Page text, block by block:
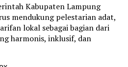
Kabupaten Lampung
mendukung pelestarian adat,
lokal sebagai bagian dari
harmonis, inklusif, dan